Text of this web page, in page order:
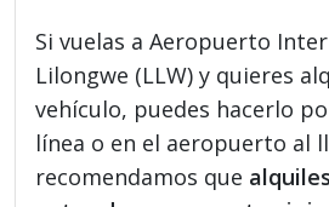
Si vuelas a Aeropuerto
Lilongwe (LLW) y quieres
vehículo, puedes hacerlo
línea o en el aeropuerto al
recomendamos que